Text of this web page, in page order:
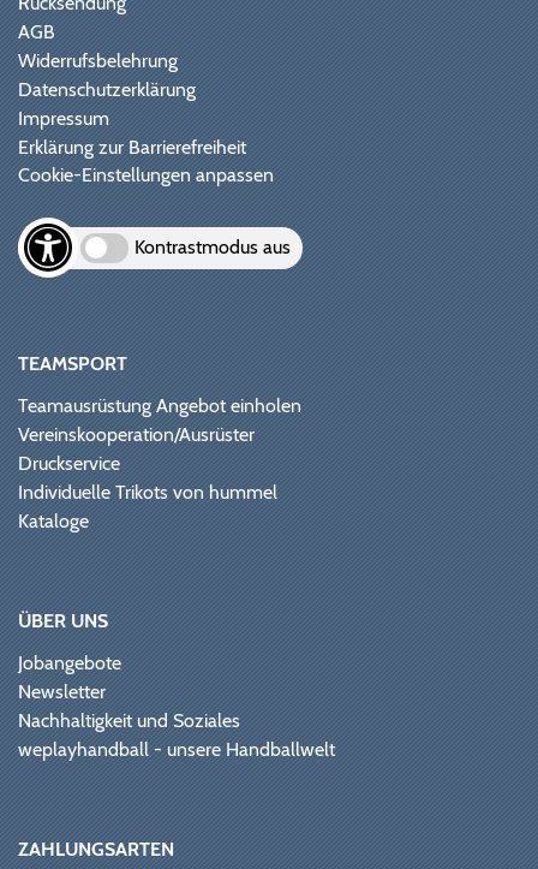
AGB
Widerrufsbelehrung
Datenschutzerklärung
Impressum
Erklärung zur Barrierefreiheit
Cookie-Einstellungen anpassen
Kontrastmodus aus
TEAMSPORT
Teamausrüstung Angebot einholen
Vereinskooperation/Ausrüster
Druckservice
Individuelle Trikots von hummel
Kataloge
ÜBER UNS
Jobangebote
Newsletter
Nachhaltigkeit und Soziales
weplayhandball - unsere Handballwelt
ZAHLUNGSARTEN